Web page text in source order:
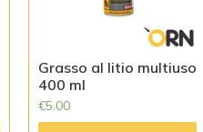
Grasso al litio multiuso
400 ml
€5.00